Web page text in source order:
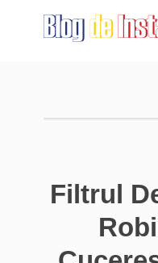
Filtrul